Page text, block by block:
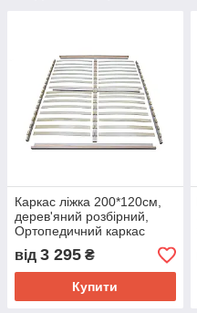
Каркас ліжка 200*120см,
дерев'яний розбірний,
Ортопедичний каркас
120*200см
від 3 295 ₴
Купити